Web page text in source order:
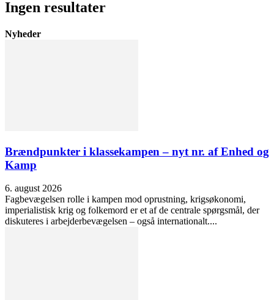
Ingen resultater
Nyheder
Brændpunkter i klassekampen – nyt nr. af Enhed og
Kamp
6. august 2026
Fagbevægelsen rolle i kampen mod oprustning, krigsøkonomi,
imperialistisk krig og folkemord er et af de centrale spørgsmål, der
diskuteres i arbejderbevægelsen – også internationalt....